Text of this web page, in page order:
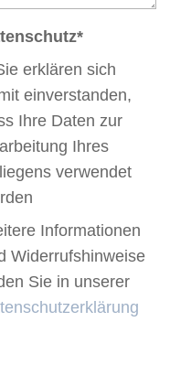
*
erklären sich
einverstanden,
Ihre Daten zur
Ihres
verwendet
Informationen
Widerrufshinweise
Sie in unserer